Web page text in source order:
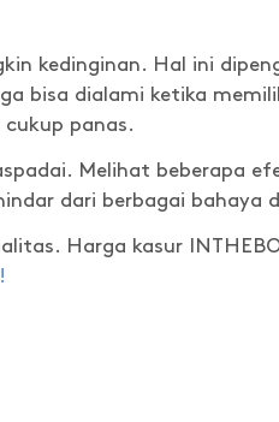
kedinginan. Hal ini
bisa dialami ketika
panas.
Melihat beberapa
dari berbagai bahaya
Harga kasur